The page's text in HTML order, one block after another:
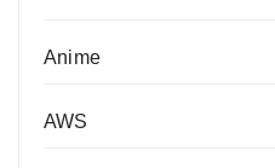
Anime
AWS